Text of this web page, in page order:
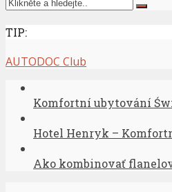
TIP:
AUTODOC Club
Komfortní ubytování
Hotel Henryk –
Ako kombinovať